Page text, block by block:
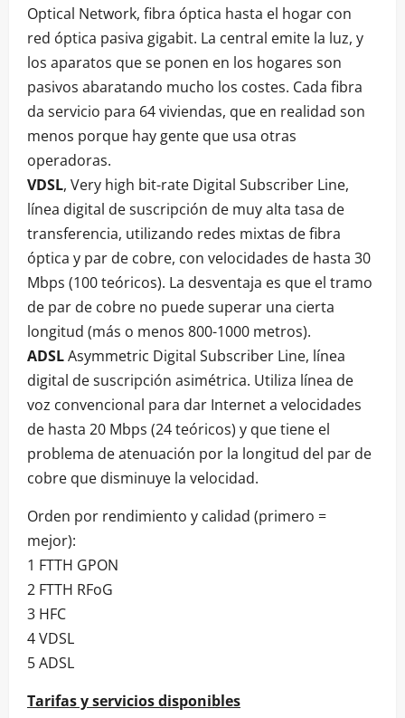
Optical Network, fibra óptica hasta el hogar con
red óptica pasiva gigabit. La central emite la luz, y
los aparatos que se ponen en los hogares son
pasivos abaratando mucho los costes. Cada fibra
da servicio para 64 viviendas, que en realidad son
menos porque hay gente que usa otras
operadoras.
VDSL, Very high bit-rate Digital Subscriber Line,
línea digital de suscripción de muy alta tasa de
transferencia, utilizando redes mixtas de fibra
óptica y par de cobre, con velocidades de hasta 30
Mbps (100 teóricos). La desventaja es que el tramo
de par de cobre no puede superar una cierta
longitud (más o menos 800-1000 metros).
ADSLAsymmetric Digital Subscriber Line, línea
digital de suscripción asimétrica. Utiliza línea de
voz convencional para dar Internet a velocidades
de hasta 20 Mbps (24 teóricos) y que tiene el
problema de atenuación por la longitud del par de
cobre que disminuye la velocidad.
Orden por rendimiento y calidad (primero =
mejor):
1 FTTH GPON
2 FTTH RFoG
3 HFC
4 VDSL
5 ADSL
Tarifas y servicios disponibles